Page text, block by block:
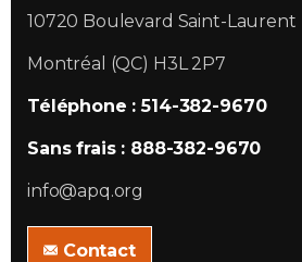
10720 Boulevard Saint-Laurent
Montréal (QC) H3L 2P7
Téléphone : 514-382-9670
Sans frais : 888-382-9670
info@apq.org
Contact